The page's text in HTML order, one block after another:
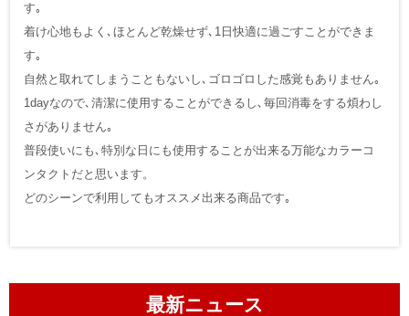
す｡
着け心地もよく､ほとんど乾燥せず､1日快適に過ごすことができま
す｡
自然と取れてしまうこともないし､ゴロゴロした感覚もありません｡
1dayなので､清潔に使用することができるし､毎回消毒をする煩わし
さがありません｡
普段使いにも､特別な日にも使用することが出来る万能なカラーコ
ンタクトだと思います。
どのシーンで利用してもオススメ出来る商品です｡
最新ニュース